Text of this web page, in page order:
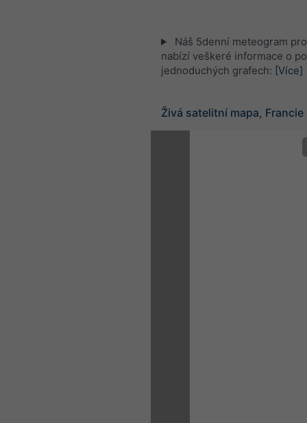
Náš 5denní meteogram
nabízí veškeré informace o
jednoduchých grafech: [Více]
Živá satelitní mapa, Francie